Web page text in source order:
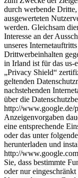
durch werbende
ausgewerteten
werden. Gleichsam
Interesse an der
unseres
Drittwerbeinhalten
in Irland ist für das us-
„Privacy Shield“
geltenden
nachstehenden
über die
http://www.google.de/
Anzeigenvorgaben
eine entsprechende
oder das unter
herunterladen und
http://
Sie, dass bestimmte
oder nur